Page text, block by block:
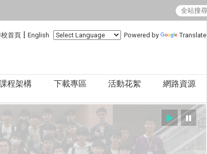
校首頁 | English Powered by Translate
程架構 下載專區 活動花絮 網路資源